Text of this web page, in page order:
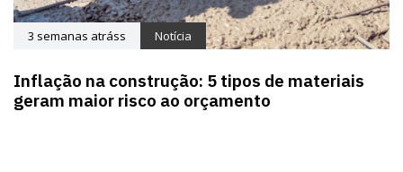
3 semanas atráss Notícia
Inflação na construção: 5 tipos de materiais
geram maior risco ao orçamento